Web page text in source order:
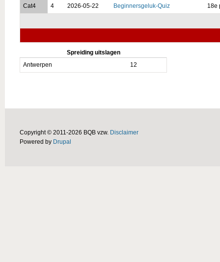
Cat4 4 2026-05-22 Beginnersgeluk-Quiz 18e
Spreiding uitslagen
Antwerpen
12
Copyright © 2011-2026 BQB vzw. Disclaimer
Powered by Drupal